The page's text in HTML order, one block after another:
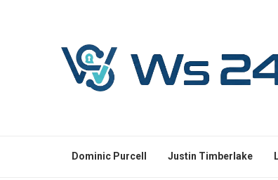
Dominic Purcell Justin Timberlake